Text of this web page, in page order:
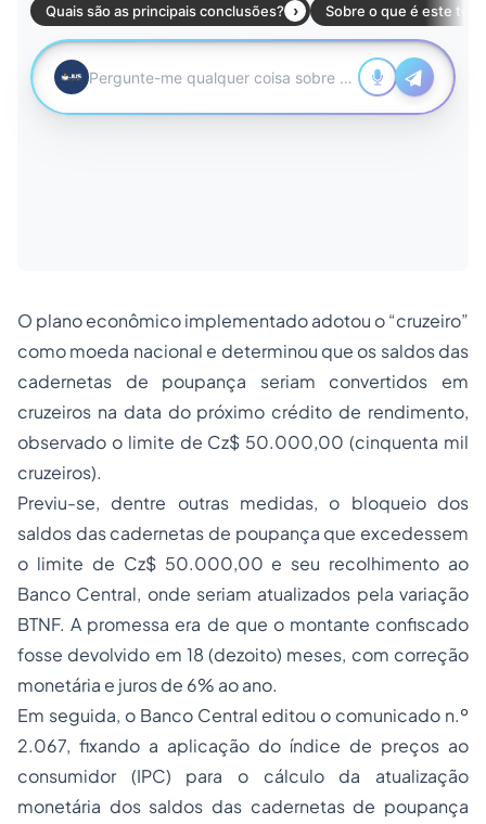
O plano econômico implementado adotou o “cruzeiro”
como moeda nacional e determinou que os saldos das
cadernetas de poupança seriam convertidos em
cruzeiros na data do próximo crédito de rendimento,
observado o limite de Cz$ 50.000,00 (cinquenta mil
cruzeiros).
Previu-se, dentre outras medidas, o bloqueio dos
saldos das cadernetas de poupança que excedessem
o limite de Cz$ 50.000,00 e seu recolhimento ao
Banco Central, onde seriam atualizados pela variação
BTNF. A promessa era de que o montante confiscado
fosse devolvido em 18 (dezoito) meses, com correção
monetária e juros de 6% ao ano.
Em seguida, o Banco Central editou o comunicado n.º
2.067, fixando a aplicação do índice de preços ao
consumidor (IPC) para o cálculo da atualização
monetária dos saldos das cadernetas de poupança